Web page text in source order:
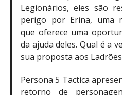
Legionários, eles são
perigo por Erina, uma
que oferece uma
da ajuda deles. Qual é a
sua proposta aos
Persona 5 Tactica
retorno de